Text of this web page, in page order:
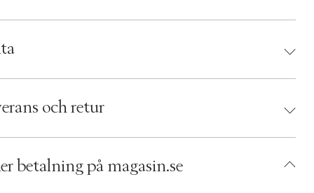
8447692000475
och retur
betalning på magasin.se